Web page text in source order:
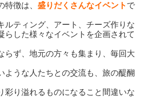
特徴は、 盛りだくさんなイベント で
ルティング、アート、チーズ作りな
らした様々なイベントを企画されて
らず、地元の方々も集まり、毎回大
ような人たちとの交流も、旅の醍醐
彩り溢れるものになること間違いな